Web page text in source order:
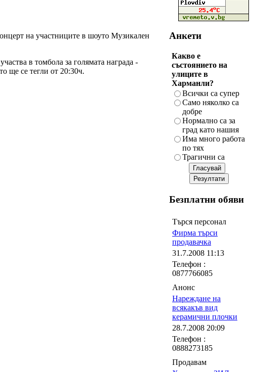
на участниците в шоуто Музикален
в томбола за голямата награда -
ще се тегли от 20:30ч.
Анкети
Какво е
състоянието на
улиците в
Харманли?
Всички са супер
Само няколко са
добре
Нормално са за
град като нашия
Има много работа
по тях
Трагични са
Безплатни обяви
Търся персонал
Фирма търси
продавачка
31.7.2008 11:13
Телефон :
0877766085
Анонс
Нареждане на
всякакъв вид
керамични плочки
28.7.2008 20:09
Телефон :
0888273185
Продавам